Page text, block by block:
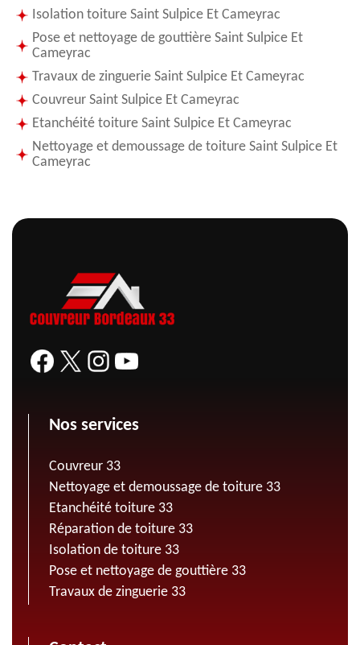
Isolation toiture Saint Sulpice Et Cameyrac
Pose et nettoyage de gouttière Saint Sulpice Et
Cameyrac
Travaux de zinguerie Saint Sulpice Et Cameyrac
Couvreur Saint Sulpice Et Cameyrac
Etanchéité toiture Saint Sulpice Et Cameyrac
Nettoyage et demoussage de toiture Saint Sulpice Et
Cameyrac
Nos services
Couvreur 33
Nettoyage et demoussage de toiture 33
Etanchéité toiture 33
Réparation de toiture 33
Isolation de toiture 33
Pose et nettoyage de gouttière 33
Travaux de zinguerie 33